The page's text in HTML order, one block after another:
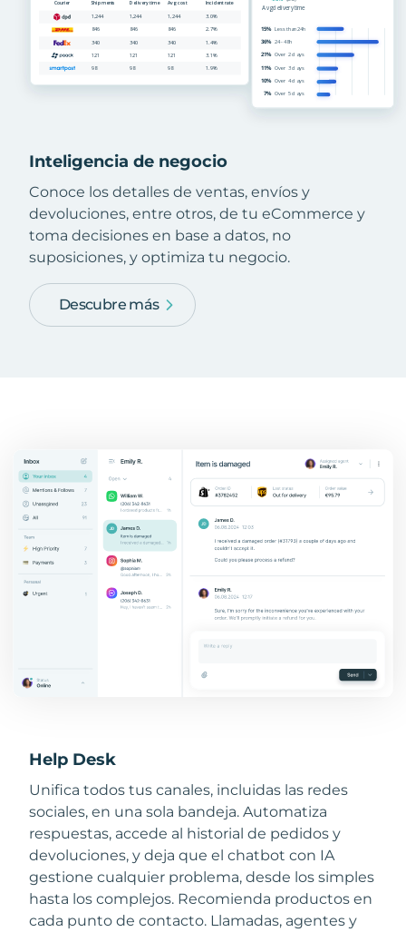
Inteligencia de negocio
Conoce los detalles de ventas, envíos y
devoluciones, entre otros, de tu eCommerce y
toma decisiones en base a datos, no
suposiciones, y optimiza tu negocio.
Descubre más
Help Desk
Unifica todos tus canales, incluidas las redes
sociales, en una sola bandeja. Automatiza
respuestas, accede al historial de pedidos y
devoluciones, y deja que el chatbot con IA
gestione cualquier problema, desde los simples
hasta los complejos. Recomienda productos en
cada punto de contacto. Llamadas, agentes y